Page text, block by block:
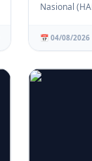
Nasional
📅 04/08/2026